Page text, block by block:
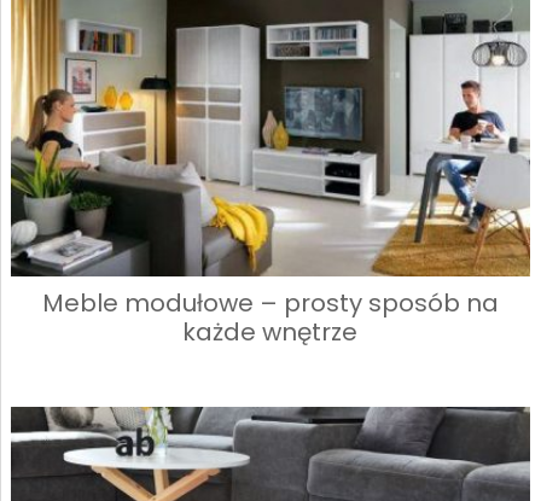
Meble modułowe – prosty sposób na
każde wnętrze